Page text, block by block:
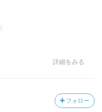
詳細をみる
フォロー